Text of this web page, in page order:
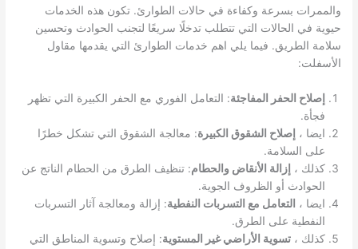
والممرات بسرعة وكفاءة في حالات الطوارئ. تكون هذه الخدمات
حيوية في الحالات التي تتطلب تدخلًا سريعًا لتجنب الحوادث وتحسين
سلامة الطريق. فيما يلي اهم خدمات الطوارئ التي يقدمها مقاول
الأسفلت:
إصلاح الحفر المفاجئة: التعامل الفوري مع الحفر الكبيرة التي تظهر
فجأة.
ايضا ، إصلاح الشقوق الكبيرة: معالجة الشقوق التي تشكل خطرًا
على السلامة.
كذلك ، إزالة الأنقاض والحطام: تنظيف الطرق من الحطام الناتج عن
الحوادث أو الظروف الجوية.
ايضا ، التعامل مع التسربات النفطية: إزالة ومعالجة آثار التسربات
النفطية على الطرق.
كذلك ،تسوية الأراضي غير المستوية: إصلاح وتسوية المناطق التي